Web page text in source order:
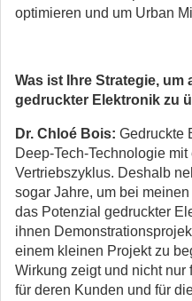
optimieren und um Urban
Was ist Ihre Strategie, um
gedruckter Elektronik zu
Dr. Chloé Bois: Gedruckte
Deep-Tech-Technologie
Vertriebszyklus. Deshalb
sogar Jahre, um bei
das Potenzial gedruckter
ihnen
einem kleinen Projekt zu
Wirkung zeigt und nicht nur
für deren Kunden und für